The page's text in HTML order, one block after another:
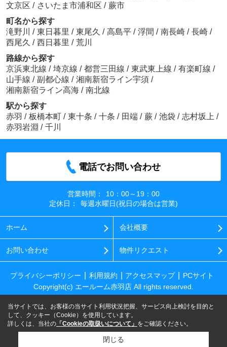
文京区 / さいたま市浦和区 / 蕨市
町名から探す
滝野川 / 東日暮里 / 東尾久 / 高島平 / 浮間 / 南長崎 / 長崎 /
西尾久 / 西日暮里 / 荒川
路線から探す
京浜東北線 / 埼京線 / 都営三田線 / 東武東上線 / 有楽町線 /
山手線 / 副都心線 / 湘南新宿ライン宇須 /
湘南新宿ライン高海 / 南北線
駅から探す
赤羽 / 板橋本町 / 東十条 / 十条 / 田端 / 蕨 / 池袋 / 志村坂上 /
赤羽岩淵 / 千川
電話でお問い合わせ
営業時間：
10：00～19：00
定休日：
毎週水曜日(祝日の場合は営業)
ホーム 会社概要
お問い合わせ 物件リクエスト
プライバシーポリシー 利用規約 アクセスマップ
PCサイト
Copyright(c) エールーム赤羽店 All rights reserved.
当サイトでは、お客様の当サイト利用状況把握、サービス向上検討を目的と
して、クッキー（Cookie）を使用しています。
詳しくは、当社の 「Cookieの取扱いについて」 をご確認ください。
閉じる